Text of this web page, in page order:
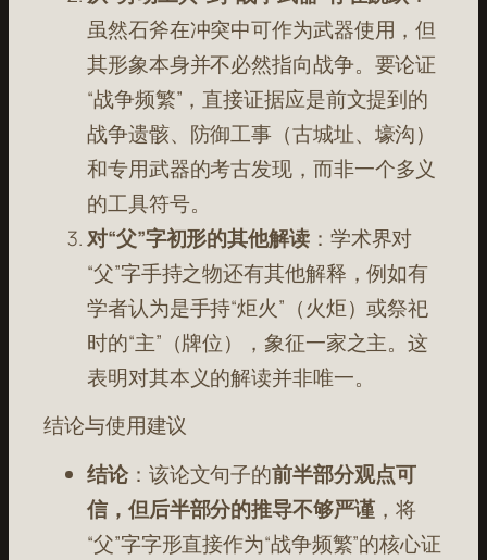
虽然石斧在冲突中可作为武器使用，但
其形象本身并不必然指向战争。要论证
“战争频繁”，直接证据应是前文提到的
战争遗骸、防御工事（古城址、壕沟）
和专用武器的考古发现 ，而非一个多义
的工具符号。
对“父”字初形的其他解读：学术界对
“父”字手持之物还有其他解释，例如有
学者认为是手持“炬火”（火炬）或祭祀
时的“主”（牌位），象征一家之主。这
表明对其本义的解读并非唯一。
结论与使用建议
结论：该论文句子的前半部分观点可
信，但后半部分的推导不够严谨，将
“父”字字形直接作为“战争频繁”的核心证